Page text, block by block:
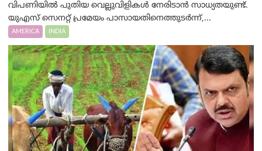
വിപണിയിൽ പുതിയ വെല്ലുവിളികൾ നേരിടാൻ സാധ്യതയുണ്ട്.
യുഎസ് സെനറ്റ് പ്രമേയം പാസായതിനെത്തുടർന്ന്,...
AMERICA INDIA